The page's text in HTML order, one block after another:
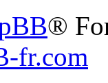
®
fr.com